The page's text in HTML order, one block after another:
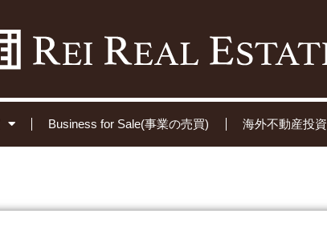
Business for Sale(事業の売買) 海外不動産投資